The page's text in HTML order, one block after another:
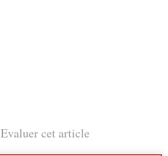
Evaluer cet article